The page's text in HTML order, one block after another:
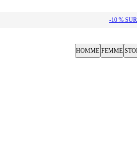
-10 %
HOMME FEMME